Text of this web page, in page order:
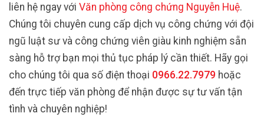
liên hệ ngay với Văn phòng công chứng Nguyễn Huệ.
Chúng tôi chuyên cung cấp dịch vụ công chứng với đội
ngũ luật sư và công chứng viên giàu kinh nghiệm sẵn
sàng hỗ trợ bạn mọi thủ tục pháp lý cần thiết. Hãy gọi
cho chúng tôi qua số điện thoại 0966.22.7979 hoặc
đến trực tiếp văn phòng để nhận được sự tư vấn tận
tình và chuyên nghiệp!